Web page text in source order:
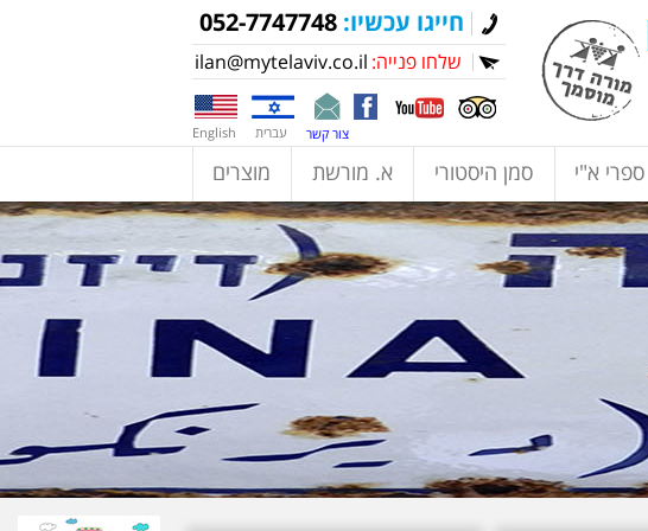
חייגו עכשיו: 052-7747748
שלחו פנייה: ilan@mytelaviv.co.il
English עברית צור קשר
ספרי א"י סמן היסטורי א. מורשת מוצרים